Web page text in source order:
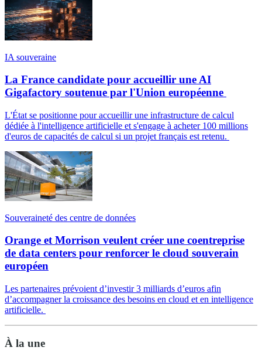
IA souveraine
La France candidate pour accueillir une AI
Gigafactory soutenue par l'Union européenne
L'État se positionne pour accueillir une infrastructure de calcul
dédiée à l'intelligence artificielle et s'engage à acheter 100 millions
d'euros de capacités de calcul si un projet français est retenu.
Souveraineté des centre de données
Orange et Morrison veulent créer une coentreprise
de data centers pour renforcer le cloud souverain
européen
Les partenaires prévoient d’investir 3 milliards d’euros afin
d’accompagner la croissance des besoins en cloud et en intelligence
artificielle.
À la une